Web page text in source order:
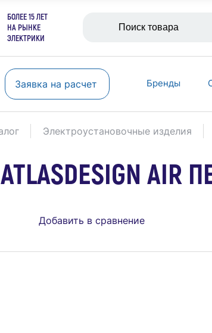
БОЛЕЕ 15 ЛЕТ
НА РЫНКЕ
ЭЛЕКТРИКИ
Заявка на расчет Бренды
Электроустановочные изделия
AIR
Добавить в сравнение